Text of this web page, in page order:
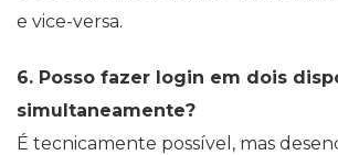
e vice-versa.
6. Posso fazer login em dois
simultaneamente?
É tecnicamente possível, mas